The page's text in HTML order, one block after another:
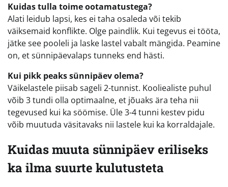
Kuidas tulla toime ootamatustega?
Alati leidub lapsi, kes ei taha osaleda või tekib
väiksemaid konflikte. Olge paindlik. Kui tegevus ei tööta,
jätke see pooleli ja laske lastel vabalt mängida. Peamine
on, et sünnipäevalaps tunneks end hästi.
Kui pikk peaks sünnipäev olema?
Väikelastele piisab sageli 2-tunnist. Kooliealiste puhul
võib 3 tundi olla optimaalne, et jõuaks ära teha nii
tegevused kui ka söömise. Üle 3-4 tunni kestev pidu
võib muutuda väsitavaks nii lastele kui ka korraldajale.
Kuidas muuta sünnipäev eriliseks
ka ilma suurte kulutusteta